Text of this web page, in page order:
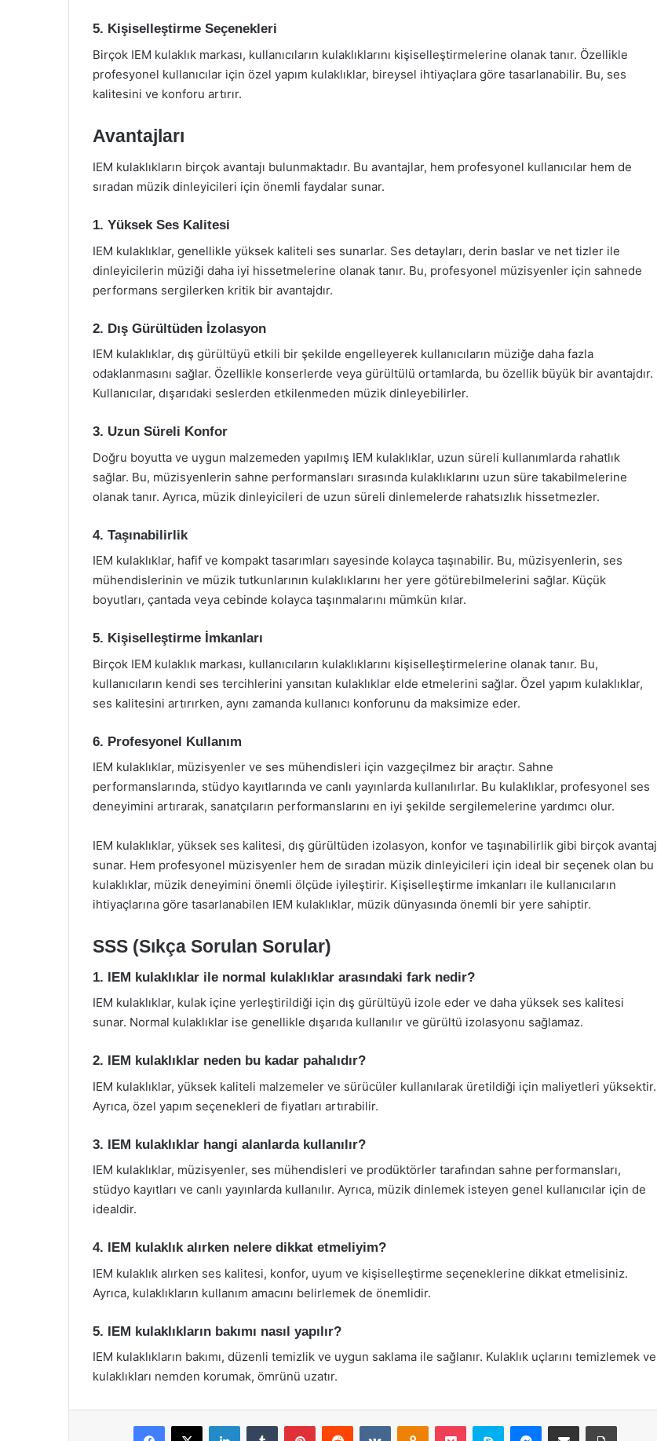
5. Kişiselleştirme Seçenekleri
Birçok IEM kulaklık markası, kullanıcıların kulaklıklarını kişiselleştirmelerine olanak tanır. Özellikle
profesyonel kullanıcılar için özel yapım kulaklıklar, bireysel ihtiyaçlara göre tasarlanabilir. Bu, ses
kalitesini ve konforu artırır.
Avantajları
IEM kulaklıkların birçok avantajı bulunmaktadır. Bu avantajlar, hem profesyonel kullanıcılar hem de
sıradan müzik dinleyicileri için önemli faydalar sunar.
1. Yüksek Ses Kalitesi
IEM kulaklıklar, genellikle yüksek kaliteli ses sunarlar. Ses detayları, derin baslar ve net tizler ile
dinleyicilerin müziği daha iyi hissetmelerine olanak tanır. Bu, profesyonel müzisyenler için sahnede
performans sergilerken kritik bir avantajdır.
2. Dış Gürültüden İzolasyon
IEM kulaklıklar, dış gürültüyü etkili bir şekilde engelleyerek kullanıcıların müziğe daha fazla
odaklanmasını sağlar. Özellikle konserlerde veya gürültülü ortamlarda, bu özellik büyük bir avantajdır.
Kullanıcılar, dışarıdaki seslerden etkilenmeden müzik dinleyebilirler.
3. Uzun Süreli Konfor
Doğru boyutta ve uygun malzemeden yapılmış IEM kulaklıklar, uzun süreli kullanımlarda rahatlık
sağlar. Bu, müzisyenlerin sahne performansları sırasında kulaklıklarını uzun süre takabilmelerine
olanak tanır. Ayrıca, müzik dinleyicileri de uzun süreli dinlemelerde rahatsızlık hissetmezler.
4. Taşınabilirlik
IEM kulaklıklar, hafif ve kompakt tasarımları sayesinde kolayca taşınabilir. Bu, müzisyenlerin, ses
mühendislerinin ve müzik tutkunlarının kulaklıklarını her yere götürebilmelerini sağlar. Küçük
boyutları, çantada veya cebinde kolayca taşınmalarını mümkün kılar.
5. Kişiselleştirme İmkanları
Birçok IEM kulaklık markası, kullanıcıların kulaklıklarını kişiselleştirmelerine olanak tanır. Bu,
kullanıcıların kendi ses tercihlerini yansıtan kulaklıklar elde etmelerini sağlar. Özel yapım kulaklıklar,
ses kalitesini artırırken, aynı zamanda kullanıcı konforunu da maksimize eder.
6. Profesyonel Kullanım
IEM kulaklıklar, müzisyenler ve ses mühendisleri için vazgeçilmez bir araçtır. Sahne
performanslarında, stüdyo kayıtlarında ve canlı yayınlarda kullanılırlar. Bu kulaklıklar, profesyonel ses
deneyimini artırarak, sanatçıların performanslarını en iyi şekilde sergilemelerine yardımcı olur.
IEM kulaklıklar, yüksek ses kalitesi, dış gürültüden izolasyon, konfor ve taşınabilirlik gibi birçok avantaj
sunar. Hem profesyonel müzisyenler hem de sıradan müzik dinleyicileri için ideal bir seçenek olan bu
kulaklıklar, müzik deneyimini önemli ölçüde iyileştirir. Kişiselleştirme imkanları ile kullanıcıların
ihtiyaçlarına göre tasarlanabilen IEM kulaklıklar, müzik dünyasında önemli bir yere sahiptir.
SSS (Sıkça Sorulan Sorular)
1. IEM kulaklıklar ile normal kulaklıklar arasındaki fark nedir?
IEM kulaklıklar, kulak içine yerleştirildiği için dış gürültüyü izole eder ve daha yüksek ses kalitesi
sunar. Normal kulaklıklar ise genellikle dışarıda kullanılır ve gürültü izolasyonu sağlamaz.
2. IEM kulaklıklar neden bu kadar pahalıdır?
IEM kulaklıklar, yüksek kaliteli malzemeler ve sürücüler kullanılarak üretildiği için maliyetleri yüksektir.
Ayrıca, özel yapım seçenekleri de fiyatları artırabilir.
3. IEM kulaklıklar hangi alanlarda kullanılır?
IEM kulaklıklar, müzisyenler, ses mühendisleri ve prodüktörler tarafından sahne performansları,
stüdyo kayıtları ve canlı yayınlarda kullanılır. Ayrıca, müzik dinlemek isteyen genel kullanıcılar için de
idealdir.
4. IEM kulaklık alırken nelere dikkat etmeliyim?
IEM kulaklık alırken ses kalitesi, konfor, uyum ve kişiselleştirme seçeneklerine dikkat etmelisiniz.
Ayrıca, kulaklıkların kullanım amacını belirlemek de önemlidir.
5. IEM kulaklıkların bakımı nasıl yapılır?
IEM kulaklıkların bakımı, düzenli temizlik ve uygun saklama ile sağlanır. Kulaklık uçlarını temizlemek ve
kulaklıkları nemden korumak, ömrünü uzatır.
Facebook
X LinkedInTumblr PinterestReddit VKontakteOdnoklassniki
Pocket Skype Messenger
E-Posta ile paylaş Yazdır